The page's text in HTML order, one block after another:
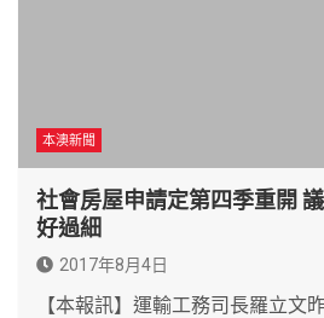
本澳新聞
社會房屋申請定第四季重開
好過細
2017年8月4日
【本報訊】運輸工務司長羅立文